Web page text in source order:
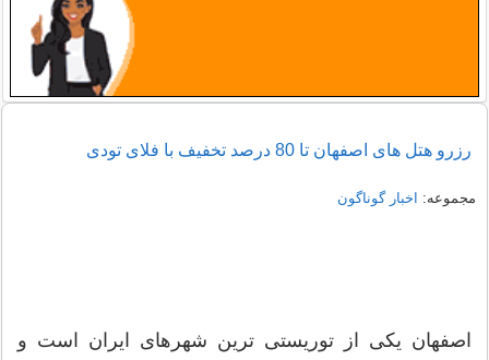
رزرو هتل های اصفهان تا 80 درصد تخفیف با فلای تودی
مجموعه: اخبار گوناگون
اصفهان یکی از توریستی ترین شهرهای ایران است و